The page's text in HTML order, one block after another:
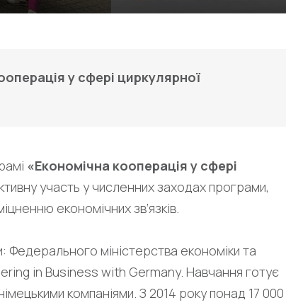
у сфері циркулярної
«Економічна кооперація у сфері
участь у численних заходах програми,
економічних зв’язків.
Федерального міністерства економіки та
in Business with Germany. Навчання готує
компаніями. З 2014 року понад 17 000